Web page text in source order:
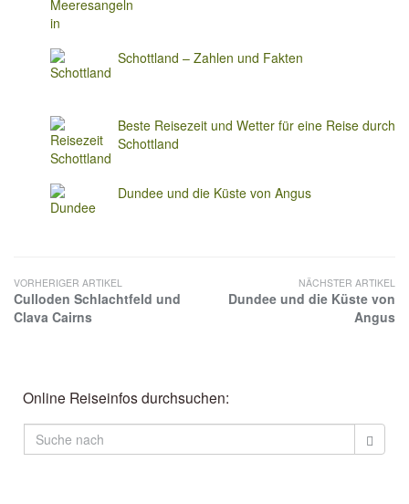
Schottland – Zahlen und Fakten
Beste Reisezeit und Wetter für eine Reise durch
Schottland
Dundee und die Küste von Angus
VORHERIGER ARTIKEL
Culloden Schlachtfeld und
Clava Cairns
NÄCHSTER ARTIKEL
Dundee und die Küste von
Angus
Online Reiseinfos durchsuchen: